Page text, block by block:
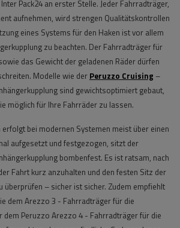
Pack24 an erster Stelle. Jeder Fahrradträger,
aufnehmen, wird strengen Qualitätskontrollen
eines Systems für den Haken ist vor allem
zu beachten. Der Fahrradträger für
das Gewicht der geladenen Räder dürfen
Modelle wie der Peruzzo Cruising –
sind gewichtsoptimiert gebaut,
möglich für Ihre Fahrräder zu lassen.
bei modernen Systemen meist über einen
aufgesetzt und festgezogen, sitzt der
bombenfest. Es ist ratsam, nach
Fahrt kurz anzuhalten und den festen Sitz der
überprüfen – sicher ist sicher. Zudem empfiehlt
dem Arezzo 3 - Fahrradträger für die
dem Peruzzo Arezzo 4 - Fahrradträger für die